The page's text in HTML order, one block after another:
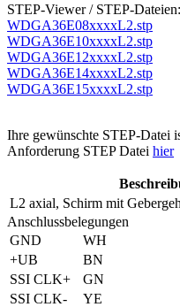
STEP-Viewer / STEP-Dateien:
WDGA36E08xxxxL2.stp
WDGA36E10xxxxL2.stp
WDGA36E12xxxxL2.stp
WDGA36E14xxxxL2.stp
WDGA36E15xxxxL2.stp
Ihre gewünschte STEP-Datei
Anforderung STEP Datei hier
L2 axial, Schirm mit
Anschlussbelegungen
GND
WH
+UB
BN
SSI CLK+
GN
SSI CLK-
YE